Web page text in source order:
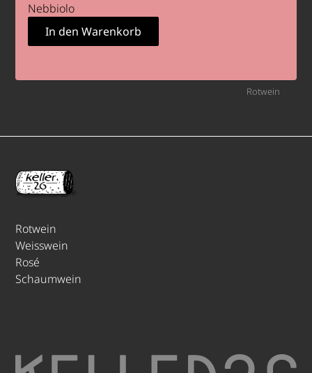
Nebbiolo
Rotwein
Rotwein
Weisswein
Rosé
Schaumwein